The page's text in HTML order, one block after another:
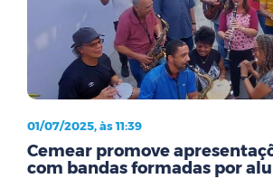
01/07/2025, às 11:39
Cemear promove
com bandas formadas por